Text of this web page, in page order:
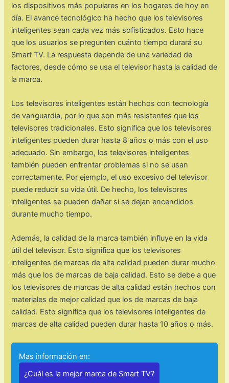
los dispositivos más populares en los hogares de hoy en
día. El avance tecnológico ha hecho que los televisores
inteligentes sean cada vez más sofisticados. Esto hace
que los usuarios se pregunten cuánto tiempo durará su
Smart TV. La respuesta depende de una variedad de
factores, desde cómo se usa el televisor hasta la calidad de
la marca.
Los televisores inteligentes están hechos con tecnología
de vanguardia, por lo que son más resistentes que los
televisores tradicionales. Esto significa que los televisores
inteligentes pueden durar hasta 8 años o más con el uso
adecuado. Sin embargo, los televisores inteligentes
también pueden enfrentar problemas si no se usan
correctamente. Por ejemplo, el uso excesivo del televisor
puede reducir su vida útil. De hecho, los televisores
inteligentes se pueden dañar si se dejan encendidos
durante mucho tiempo.
Además, la calidad de la marca también influye en la vida
útil del televisor. Esto significa que los televisores
inteligentes de marcas de alta calidad pueden durar mucho
más que los de marcas de baja calidad. Esto se debe a que
los televisores de marcas de alta calidad están hechos con
materiales de mejor calidad que los de marcas de baja
calidad. Esto significa que los televisores inteligentes de
marcas de alta calidad pueden durar hasta 10 años o más.
Mas información en:
¿Cuál es la mejor marca de Smart TV?